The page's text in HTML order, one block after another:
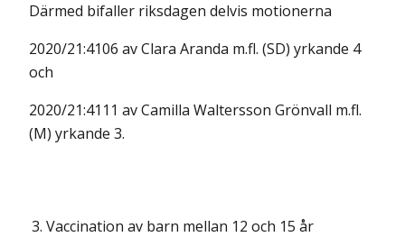
Därmed bifaller riksdagen delvis motionerna
2020/21:4106 av Clara Aranda m.fl. (SD) yrkande 4
och
2020/21:4111 av Camilla Waltersson Grönvall m.fl.
(M) yrkande 3.
3. Vaccination av barn mellan 12 och 15 år